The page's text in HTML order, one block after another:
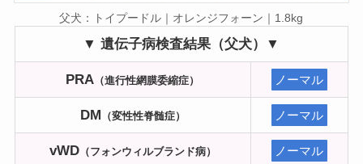
父犬：トイプードル｜オレンジフォーン｜1.8kg
▼ 遺伝子病検査結果（父犬）▼
PRA （進行性網膜委縮症） ノーマル
DM （変性性脊髄症） ノーマル
vWD（フォンウィルブランド病） ノーマル